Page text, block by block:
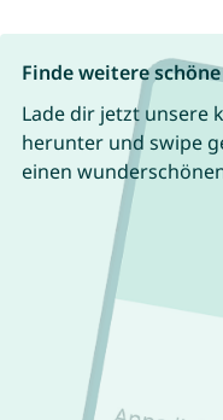
Finde weitere
Lade dir jetzt unsere
herunter und swipe
einen